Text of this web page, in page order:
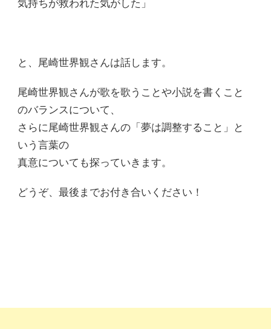
気持ちが救われた気がした」
と、尾崎世界観さんは話します。
尾崎世界観さんが歌を歌うことや小説を書くこと
のバランスについて、
さらに尾崎世界観さんの「夢は調整すること」と
いう言葉の
真意についても探っていきます。
どうぞ、最後までお付き合いください！